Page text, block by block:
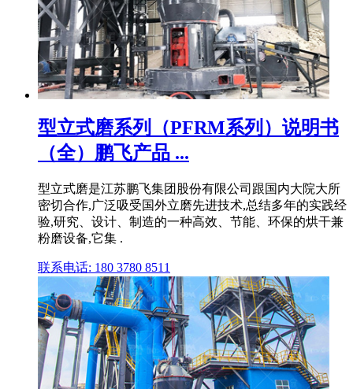
型立式磨系列（PFRM系列）说明书
（全）鹏飞产品 ...
型立式磨是江苏鹏飞集团股份有限公司跟国内大院大所
密切合作,广泛吸受国外立磨先进技术,总结多年的实践经
验,研究、设计、制造的一种高效、节能、环保的烘干兼
粉磨设备,它集 .
联系电话: 180 3780 8511